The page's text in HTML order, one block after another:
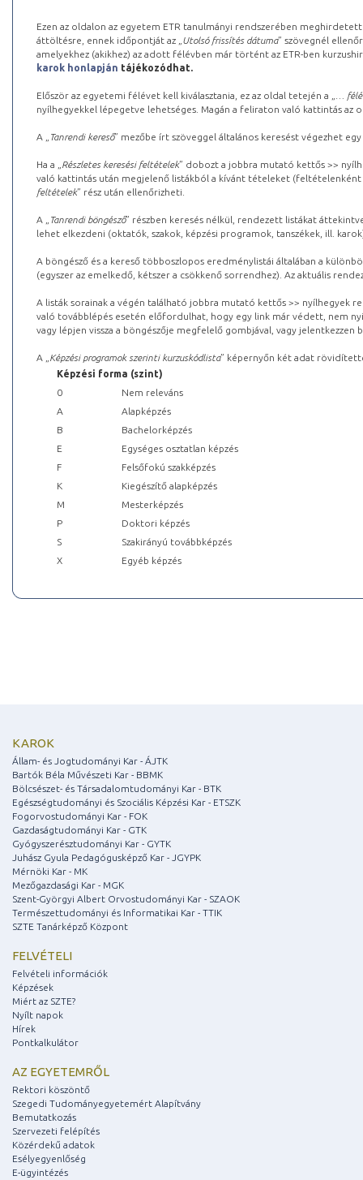
Ezen az oldalon az egyetem ETR tanulmányi rendszerében
áttöltésre, ennek időpontját az „ Utolsó frissítés dátuma” szövegnél
amelyekhez (akikhez) az adott félévben már történt az ETR-ben
karok honlapján tájékozódhat.
Először az egyetemi félévet kell kiválasztania, ez az oldal tetején a „
…
nyílhegyekkel lépegetve lehetséges. Magán a feliraton való kattintás az
A „ Tanrendi kereső” mezőbe írt szöveggel általános keresést végezhet
Ha a „ Részletes keresési feltételek” dobozt a jobbra mutató kettős >>
való kattintás után megjelenő listákból a kívánt tételeket (feltételenként
feltételek” rész után ellenőrizheti.
A „ Tanrendi böngésző” részben keresés nélkül, rendezett listákat
lehet elkezdeni (oktatók, szakok, képzési programok, tanszékek, ill.
A böngésző és a kereső többoszlopos eredménylistái általában a
(egyszer az emelkedő, kétszer a csökkenő sorrendhez). Az aktuális
A listák sorainak a végén található jobbra mutató kettős >> nyílhegyek
való továbblépés esetén előfordulhat, hogy egy link már védett, nem
vagy lépjen vissza a böngészője megfelelő gombjával, vagy
A „ Képzési programok szerinti kurzuskódlista” képernyőn két adat
Képzési forma (szint)
0
Nem releváns
A
Alapképzés
B
Bachelorképzés
E
Egységes osztatlan képzés
F
Felsőfokú szakképzés
K
Kiegészítő alapképzés
M
Mesterképzés
P
Doktori képzés
S
Szakirányú továbbképzés
X
Egyéb képzés
KAROK
Állam- és Jogtudományi Kar - ÁJTK
Bartók Béla Művészeti Kar - BBMK
Bölcsészet- és Társadalomtudományi Kar - BTK
Egészségtudományi és Szociális Képzési Kar - ETSZK
Fogorvostudományi Kar - FOK
Gazdaságtudományi Kar - GTK
Gyógyszerésztudományi Kar - GYTK
Juhász Gyula Pedagógusképző Kar - JGYPK
Mérnöki Kar - MK
Mezőgazdasági Kar - MGK
Szent-Györgyi Albert Orvostudományi Kar - SZAOK
Természettudományi és Informatikai Kar - TTIK
SZTE Tanárképző Központ
FELVÉTELI
Felvételi információk
Képzések
Miért az SZTE?
Nyílt napok
Hírek
Pontkalkulátor
AZ EGYETEMRŐL
Rektori köszöntő
Szegedi Tudományegyetemért Alapítvány
Bemutatkozás
Szervezeti felépítés
Közérdekű adatok
Esélyegyenlőség
E-ügyintézés